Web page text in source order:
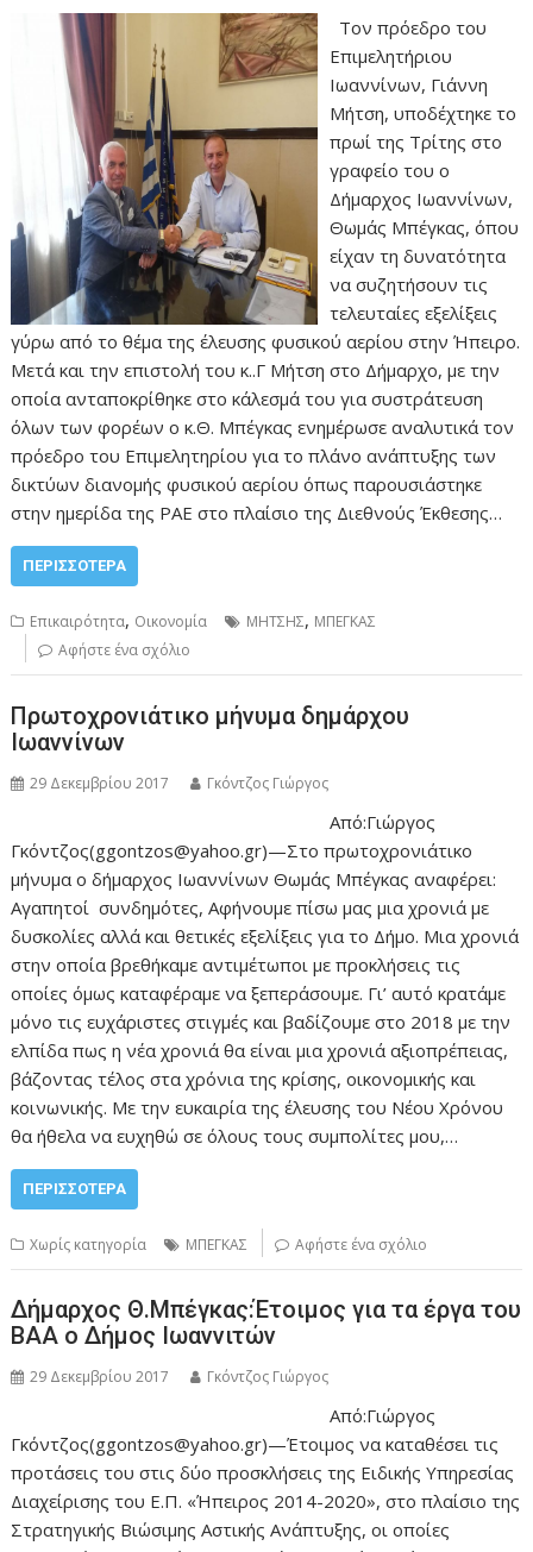
Τον πρόεδρο του
Επιμελητήριου
Ιωαννίνων, Γιάννη
Μήτση, υποδέχτηκε το
πρωί της Τρίτης στο
γραφείο του ο
Δήμαρχος Ιωαννίνων,
Θωμάς Μπέγκας, όπου
είχαν τη δυνατότητα
να συζητήσουν τις
τελευταίες εξελίξεις
γύρω από το θέμα της έλευσης φυσικού αερίου στην Ήπειρο.
Μετά και την επιστολή του κ..Γ Μήτση στο Δήμαρχο, με την
οποία ανταποκρίθηκε στο κάλεσμά του για συστράτευση
όλων των φορέων ο κ.Θ. Μπέγκας ενημέρωσε αναλυτικά τον
πρόεδρο του Επιμελητηρίου για το πλάνο ανάπτυξης των
δικτύων διανομής φυσικού αερίου όπως παρουσιάστηκε
στην ημερίδα της ΡΑΕ στο πλαίσιο της Διεθνούς Έκθεσης…
ΠΕΡΙΣΣΌΤΕΡΑ
Επικαιρότητα, Οικονομία ΜΗΤΣΗΣ, ΜΠΕΓΚΑΣ
Αφήστε ένα σχόλιο
Πρωτοχρονιάτικο μήνυμα δημάρχου
Ιωαννίνων
29 Δεκεμβρίου 2017 Γκόντζος Γιώργος
Από:Γιώργος
Γκόντζος(ggontzos@yahoo.gr)—Στο πρωτοχρονιάτικο
μήνυμα ο δήμαρχος Ιωαννίνων Θωμάς Μπέγκας αναφέρει:
Αγαπητοί συνδημότες, Αφήνουμε πίσω μας μια χρονιά με
δυσκολίες αλλά και θετικές εξελίξεις για το Δήμο. Μια χρονιά
στην οποία βρεθήκαμε αντιμέτωποι με προκλήσεις τις
οποίες όμως καταφέραμε να ξεπεράσουμε. Γι’ αυτό κρατάμε
μόνο τις ευχάριστες στιγμές και βαδίζουμε στο 2018 με την
ελπίδα πως η νέα χρονιά θα είναι μια χρονιά αξιοπρέπειας,
βάζοντας τέλος στα χρόνια της κρίσης, οικονομικής και
κοινωνικής. Με την ευκαιρία της έλευσης του Νέου Χρόνου
θα ήθελα να ευχηθώ σε όλους τους συμπολίτες μου,…
ΠΕΡΙΣΣΌΤΕΡΑ
Χωρίς κατηγορία ΜΠΕΓΚΑΣ Αφήστε ένα σχόλιο
Δήμαρχος Θ.Μπέγκας:Έτοιμος για τα έργα του
ΒΑΑ ο Δήμος Ιωαννιτών
29 Δεκεμβρίου 2017 Γκόντζος Γιώργος
Από:Γιώργος
Γκόντζος(ggontzos@yahoo.gr)—Έτοιμος να καταθέσει τις
προτάσεις του στις δύο προσκλήσεις της Ειδικής Υπηρεσίας
Διαχείρισης του Ε.Π. «Ήπειρος 2014-2020», στο πλαίσιο της
Στρατηγικής Βιώσιμης Αστικής Ανάπτυξης, οι οποίες